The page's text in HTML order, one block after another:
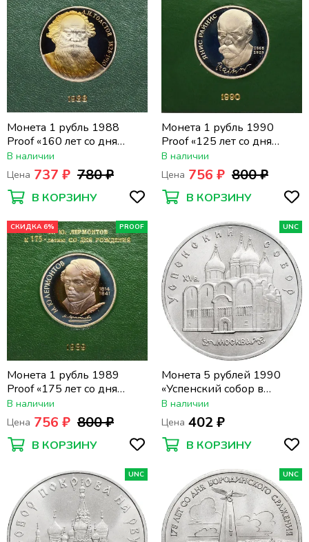
Монета 1 рубль 1988
Proof «160 лет со дня
рождения писателя Л.Н.
Толстого» в футляре
Госбанка СССР
В наличии
Цена 737 ₽ 780 ₽
В КОРЗИНУ
Монета 1 рубль 1990
Proof «125 лет со дня
рождения латышского
писателя Яниса Райниса» в
футляре Госбанка СССР
В наличии
Цена 756 ₽ 800 ₽
В КОРЗИНУ
СКИДКА 6% PROOF
Монета 1 рубль 1989
Proof «175 лет со дня
рождения поэта М.Ю.
Лермонтова» в футляре
Госбанка СССР
В наличии
Цена 756 ₽ 800 ₽
В КОРЗИНУ
UNC
Монета 5 рублей 1990
«Успенский собор в
Москве»
В наличии
Цена 402 ₽
В КОРЗИНУ
UNC UNC